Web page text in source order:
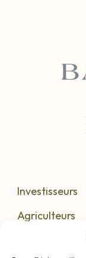
Investisseurs
Agriculteurs